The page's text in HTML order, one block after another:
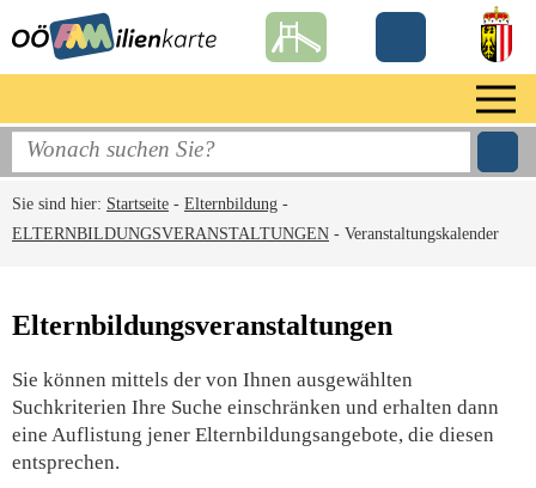
Sie sind hier: Startseite - Elternbildung -
ELTERNBILDUNGSVERANSTALTUNGEN - Veranstaltungskalender
Elternbildungsveranstaltungen
Sie können mittels der von Ihnen ausgewählten
Suchkriterien Ihre Suche einschränken und erhalten dann
eine Auflistung jener Elternbildungsangebote, die diesen
entsprechen.